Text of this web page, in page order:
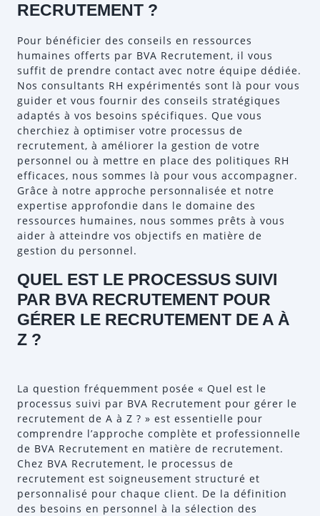
RECRUTEMENT ?
Pour bénéficier des conseils en ressources
humaines offerts par BVA Recrutement, il vous
suffit de prendre contact avec notre équipe dédiée.
Nos consultants RH expérimentés sont là pour vous
guider et vous fournir des conseils stratégiques
adaptés à vos besoins spécifiques. Que vous
cherchiez à optimiser votre processus de
recrutement, à améliorer la gestion de votre
personnel ou à mettre en place des politiques RH
efficaces, nous sommes là pour vous accompagner.
Grâce à notre approche personnalisée et notre
expertise approfondie dans le domaine des
ressources humaines, nous sommes prêts à vous
aider à atteindre vos objectifs en matière de
gestion du personnel.
QUEL EST LE PROCESSUS SUIVI
PAR BVA RECRUTEMENT POUR
GÉRER LE RECRUTEMENT DE A À
Z ?
La question fréquemment posée « Quel est le
processus suivi par BVA Recrutement pour gérer le
recrutement de A à Z ? » est essentielle pour
comprendre l’approche complète et professionnelle
de BVA Recrutement en matière de recrutement.
Chez BVA Recrutement, le processus de
recrutement est soigneusement structuré et
personnalisé pour chaque client. De la définition
des besoins en personnel à la sélection des